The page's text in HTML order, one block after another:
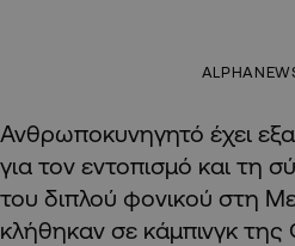
Ανθρωποκυνηγητό έχει
για τον εντοπισμό και τη
του διπλού φονικού στη
κλήθηκαν σε κάμπινγκ της